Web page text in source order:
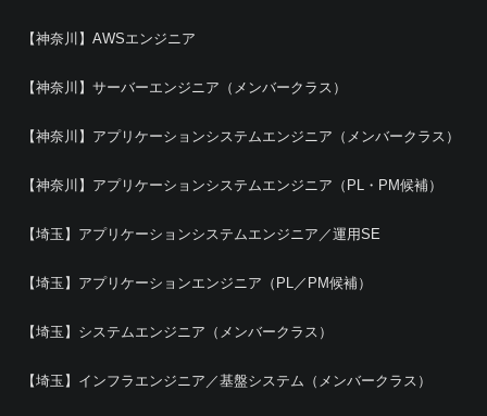
【神奈川】AWSエンジニア
【神奈川】サーバーエンジニア（メンバークラス）
【神奈川】アプリケーションシステムエンジニア（メンバークラス）
【神奈川】アプリケーションシステムエンジニア（PL・PM候補）
【埼玉】アプリケーションシステムエンジニア／運用SE
【埼玉】アプリケーションエンジニア（PL／PM候補）
【埼玉】システムエンジニア（メンバークラス）
【埼玉】インフラエンジニア／基盤システム（メンバークラス）